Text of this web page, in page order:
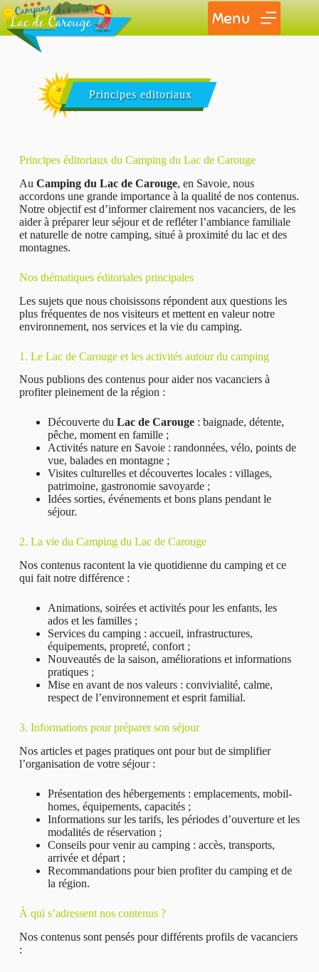
Menu
Principes editoriaux
Principes éditoriaux du Camping du Lac de Carouge
Au Camping du Lac de Carouge, en Savoie, nous
accordons une grande importance à la qualité de nos contenus.
Notre objectif est d’informer clairement nos vacanciers, de les
aider à préparer leur séjour et de refléter l’ambiance familiale
et naturelle de notre camping, situé à proximité du lac et des
montagnes.
Nos thématiques éditoriales principales
Les sujets que nous choisissons répondent aux questions les
plus fréquentes de nos visiteurs et mettent en valeur notre
environnement, nos services et la vie du camping.
1. Le Lac de Carouge et les activités autour du camping
Nous publions des contenus pour aider nos vacanciers à
profiter pleinement de la région :
Découverte du Lac de Carouge: baignade, détente,
pêche, moment en famille ;
Activités nature en Savoie : randonnées, vélo, points de
vue, balades en montagne ;
Visites culturelles et découvertes locales : villages,
patrimoine, gastronomie savoyarde ;
Idées sorties, événements et bons plans pendant le
séjour.
2. La vie du Camping du Lac de Carouge
Nos contenus racontent la vie quotidienne du camping et ce
qui fait notre différence :
Animations, soirées et activités pour les enfants, les
ados et les familles ;
Services du camping : accueil, infrastructures,
équipements, propreté, confort ;
Nouveautés de la saison, améliorations et informations
pratiques ;
Mise en avant de nos valeurs : convivialité, calme,
respect de l’environnement et esprit familial.
3. Informations pour préparer son séjour
Nos articles et pages pratiques ont pour but de simplifier
l’organisation de votre séjour :
Présentation des hébergements : emplacements, mobil-
homes, équipements, capacités ;
Informations sur les tarifs, les périodes d’ouverture et les
modalités de réservation ;
Conseils pour venir au camping : accès, transports,
arrivée et départ ;
Recommandations pour bien profiter du camping et de
la région.
À qui s’adressent nos contenus ?
Nos contenus sont pensés pour différents profils de vacanciers
: